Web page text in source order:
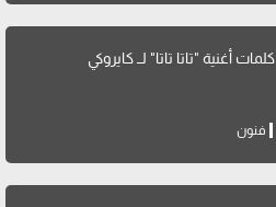
كلمات أغنية "تاتا تاتا" لــ كايروكي
فنون